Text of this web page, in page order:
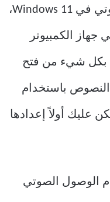
هذه الميزات هي الوصول الصوتي في Windows 11،
جهاز الكمبيوتر
بكل شيء من فتح
النصوص باستخدام
عليك أولاً إعدادها
الوصول الصوتي